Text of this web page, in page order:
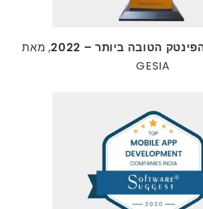
הטובה ביותר – 2022
, מאת
GESIA